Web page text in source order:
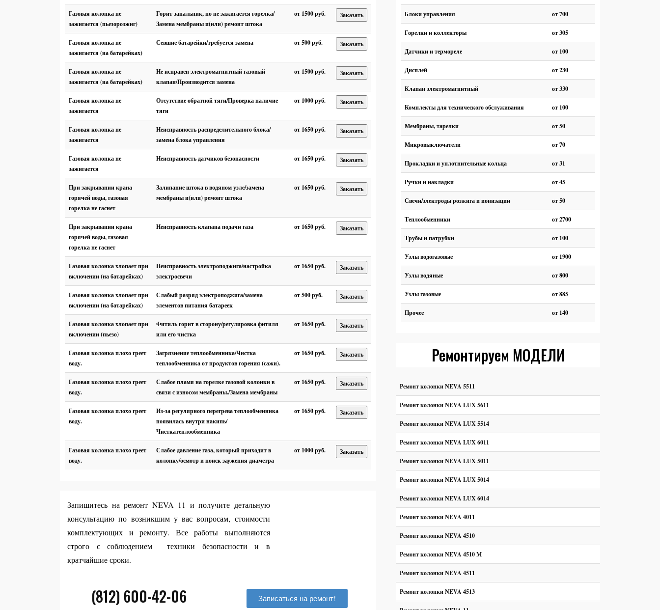
Газовая колонка не
зажигается (пьезорозжиг)
Горит запальник, но не зажигается горелка/
Замена мембраны и(или) ремонт штока
от 1500 руб. Заказать
Газовая колонка не
зажигается (на батарейках)
Севшие батарейки/требуется замена от 500 руб. Заказать
Газовая колонка не
зажигается (на батарейках)
Не исправен электромагнитный газовый
клапан/Производится замена
от 1500 руб. Заказать
Газовая колонка не
зажигается
Отсутствие обратной тяги/Проверка наличие
тяги
от 1000 руб. Заказать
Газовая колонка не
зажигается
Неисправность распределительного блока/
замена блока управления
от 1650 руб. Заказать
Газовая колонка не
зажигается
Неисправность датчиков безопасности от 1650 руб. Заказать
При закрывании крана
горячей воды, газовая
горелка не гаснет
Залипание штока в водяном узле/замена
мембраны и(или) ремонт штока
от 1650 руб. Заказать
При закрывании крана
горячей воды, газовая
горелка не гаснет
Неисправность клапана подачи газа от 1650 руб. Заказать
Газовая колонка хлопает при
включении (на батарейках)
Неисправность электроподжига/настройка
электросвечи
от 1650 руб. Заказать
Газовая колонка хлопает при
включении (на батарейках)
Слабый разряд электроподжига/замена
элементов питания батареек
от 500 руб. Заказать
Газовая колонка хлопает при
включении (пьезо)
Фитиль горит в сторону/регулировка фитиля
или его чистка
от 1650 руб. Заказать
Газовая колонка плохо греет
воду.
Загрязнение теплообменника/Чистка
теплообменника от продуктов горения (сажи).
от 1650 руб. Заказать
Газовая колонка плохо греет
воду.
Слабое пламя на горелке газовой колонки в
связи с износом мембраны./Замена мембраны
от 1650 руб. Заказать
Газовая колонка плохо греет
воду.
Из-за регулярного перегрева теплообменника
появилась внутри накипь/
Чисткатеплообменника
от 1650 руб. Заказать
Газовая колонка плохо греет
воду.
Слабое давление газа, который приходит в
колонку/осмотр и поиск заужения диаметра
от 1000 руб. Заказать
Запишитесь на ремонт NEVA 11 и получите детальную
консультацию по возникшим у вас вопросам, стоимости
комплектующих и ремонту. Все работы выполняются
строго с соблюдением техники безопасности и в
кратчайшие сроки.
(812) 600-42-06 Записаться на ремонт!
Блоки управления от 700
Горелки и коллекторы от 305
Датчики и термореле от 100
Дисплей от 230
Клапан электромагнитный от 330
Комплекты для технического обслуживания от 100
Мембраны, тарелки от 50
Микровыключатели от 70
Прокладки и уплотнительные кольца от 31
Ручки и накладки от 45
Свечи/электроды розжига и ионизации от 50
Теплообменники от 2700
Трубы и патрубки от 100
Узлы водогазовые от 1900
Узлы водяные от 800
Узлы газовые от 885
Прочее от 140
Ремонтируем МОДЕЛИ
Ремонт колонки NEVA 5511
Ремонт колонки NEVA LUX 5611
Ремонт колонки NEVA LUX 5514
Ремонт колонки NEVA LUX 6011
Ремонт колонки NEVA LUX 5011
Ремонт колонки NEVA LUX 5014
Ремонт колонки NEVA LUX 6014
Ремонт колонки NEVA 4011
Ремонт колонки NEVA 4510
Ремонт колонки NEVA 4510 M
Ремонт колонки NEVA 4511
Ремонт колонки NEVA 4513